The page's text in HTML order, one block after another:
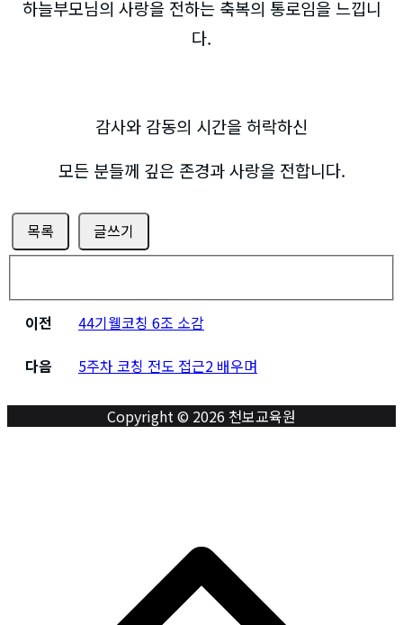
하늘부모님의 사랑을 전하는 축복의 통로임을 느낍니
다.
감사와 감동의 시간을 허락하신
모든 분들께 깊은 존경과 사랑을 전합니다.
목록 글쓰기
이전
44기웰코칭 6조 소감
다음
5주차 코칭 전도 접근2 배우며
Copyright © 2026 천보교육원